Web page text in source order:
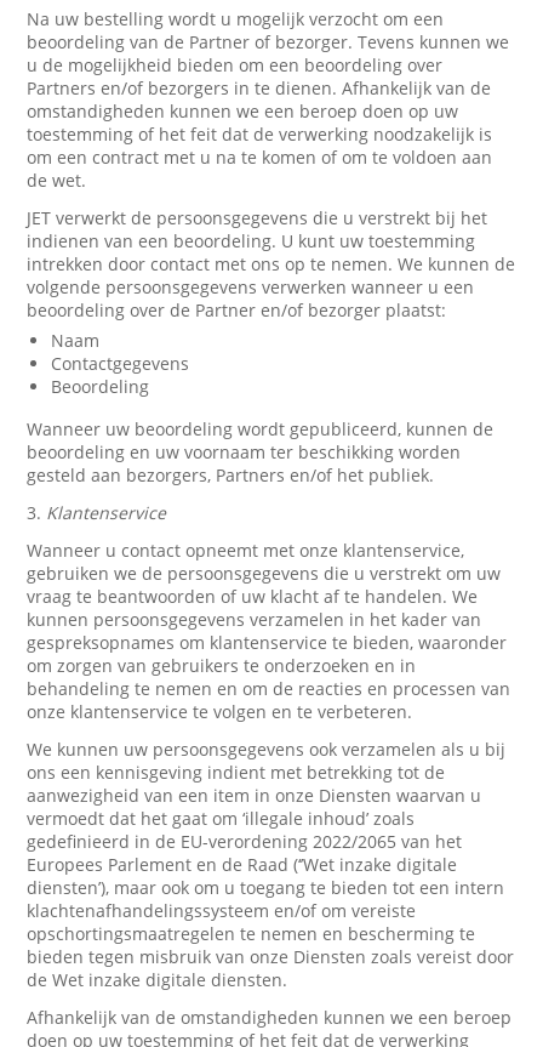
Na uw bestelling wordt u mogelijk verzocht om een
beoordeling van de Partner of bezorger. Tevens kunnen we
u de mogelijkheid bieden om een beoordeling over
Partners en/of bezorgers in te dienen. Afhankelijk van de
omstandigheden kunnen we een beroep doen op uw
toestemming of het feit dat de verwerking noodzakelijk is
om een contract met u na te komen of om te voldoen aan
de wet.
JET verwerkt de persoonsgegevens die u verstrekt bij het
indienen van een beoordeling. U kunt uw toestemming
intrekken door contact met ons op te nemen. We kunnen de
volgende persoonsgegevens verwerken wanneer u een
beoordeling over de Partner en/of bezorger plaatst:
Naam
Contactgegevens
Beoordeling
Wanneer uw beoordeling wordt gepubliceerd, kunnen de
beoordeling en uw voornaam ter beschikking worden
gesteld aan bezorgers, Partners en/of het publiek.
3. Klantenservice
Wanneer u contact opneemt met onze klantenservice,
gebruiken we de persoonsgegevens die u verstrekt om uw
vraag te beantwoorden of uw klacht af te handelen. We
kunnen persoonsgegevens verzamelen in het kader van
gespreksopnames om klantenservice te bieden, waaronder
om zorgen van gebruikers te onderzoeken en in
behandeling te nemen en om de reacties en processen van
onze klantenservice te volgen en te verbeteren.
We kunnen uw persoonsgegevens ook verzamelen als u bij
ons een kennisgeving indient met betrekking tot de
aanwezigheid van een item in onze Diensten waarvan u
vermoedt dat het gaat om ‘illegale inhoud’ zoals
gedefinieerd in de EU-verordening 2022/2065 van het
Europees Parlement en de Raad (‘’Wet inzake digitale
diensten’), maar ook om u toegang te bieden tot een intern
klachtenafhandelingssysteem en/of om vereiste
opschortingsmaatregelen te nemen en bescherming te
bieden tegen misbruik van onze Diensten zoals vereist door
de Wet inzake digitale diensten.
Afhankelijk van de omstandigheden kunnen we een beroep
doen op uw toestemming of het feit dat de verwerking